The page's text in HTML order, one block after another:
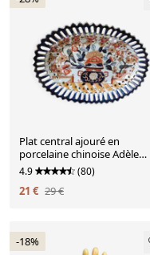
Plat central ajouré en
porcelaine chinoise Adèle
carey
4.9 (80)
21 € 29 €
-18%